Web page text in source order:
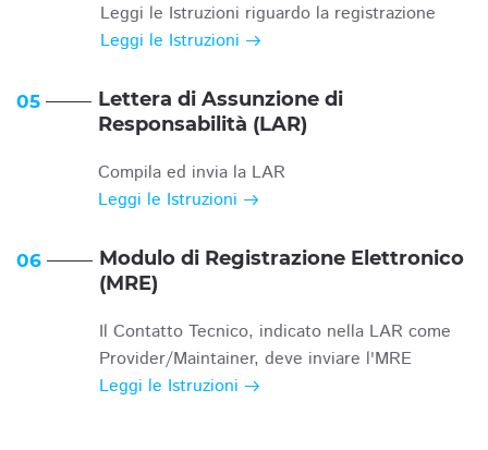
Leggi le Istruzioni riguardo la registrazione
Leggi le Istruzioni
05
Lettera di Assunzione di
Responsabilità (LAR)
Compila ed invia la LAR
Leggi le Istruzioni
06
Modulo di Registrazione Elettronico
(MRE)
Il Contatto Tecnico, indicato nella LAR come
Provider/Maintainer, deve inviare l'MRE
Leggi le Istruzioni